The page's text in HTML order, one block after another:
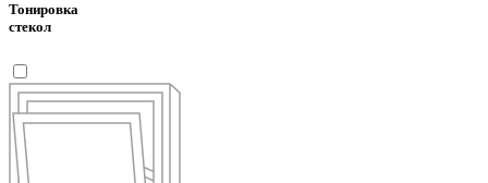
Тонировка
стекол